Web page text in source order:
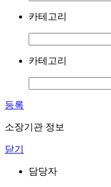
카테고리
카테고리
등록
소장기관 정보
닫기
담당자